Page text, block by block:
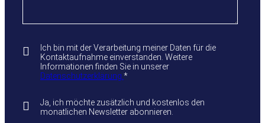
Ich bin mit der Verarbeitung meiner Daten für die
Kontaktaufnahme einverstanden. Weitere
Informationen finden Sie in unserer
Datenschutzerklärung. *
Ja, ich möchte zusätzlich und kostenlos den
monatlichen Newsletter abonnieren.